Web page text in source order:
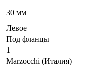
30 мм
Левое
Под фланцы
1
Marzocchi (Италия)